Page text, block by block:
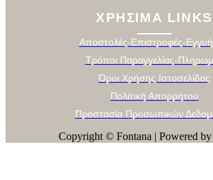
ΧΡΗΣΙΜΑ LINKS
Αποστολές-Επιστροφές-
Τρόποι Παραγγελίας-
Όροι Χρήσης Ιστοσελίδας
Πολιτική Απορρήτου
Προστασία Προσωπικών
Copyright © Fontana | Powered by